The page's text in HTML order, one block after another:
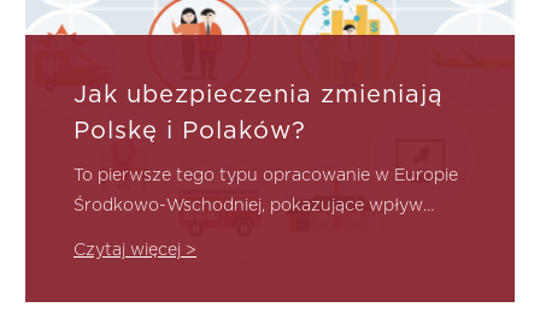
Jak ubezpieczenia zmieniają
Polskę i Polaków?
To pierwsze tego typu opracowanie w Europie
Środkowo-Wschodniej, pokazujące wpływ
Czytaj więcej >